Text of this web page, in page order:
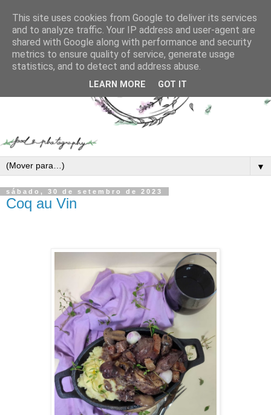
▼
sábado, 30 de setembro de 2023
Coq au Vin
This site uses cookies from Google to deliver its services
and to analyze traffic. Your IP address and user-agent are
shared with Google along with performance and security
metrics to ensure quality of service, generate usage
statistics, and to detect and address abuse.
LEARN MORE GOT IT